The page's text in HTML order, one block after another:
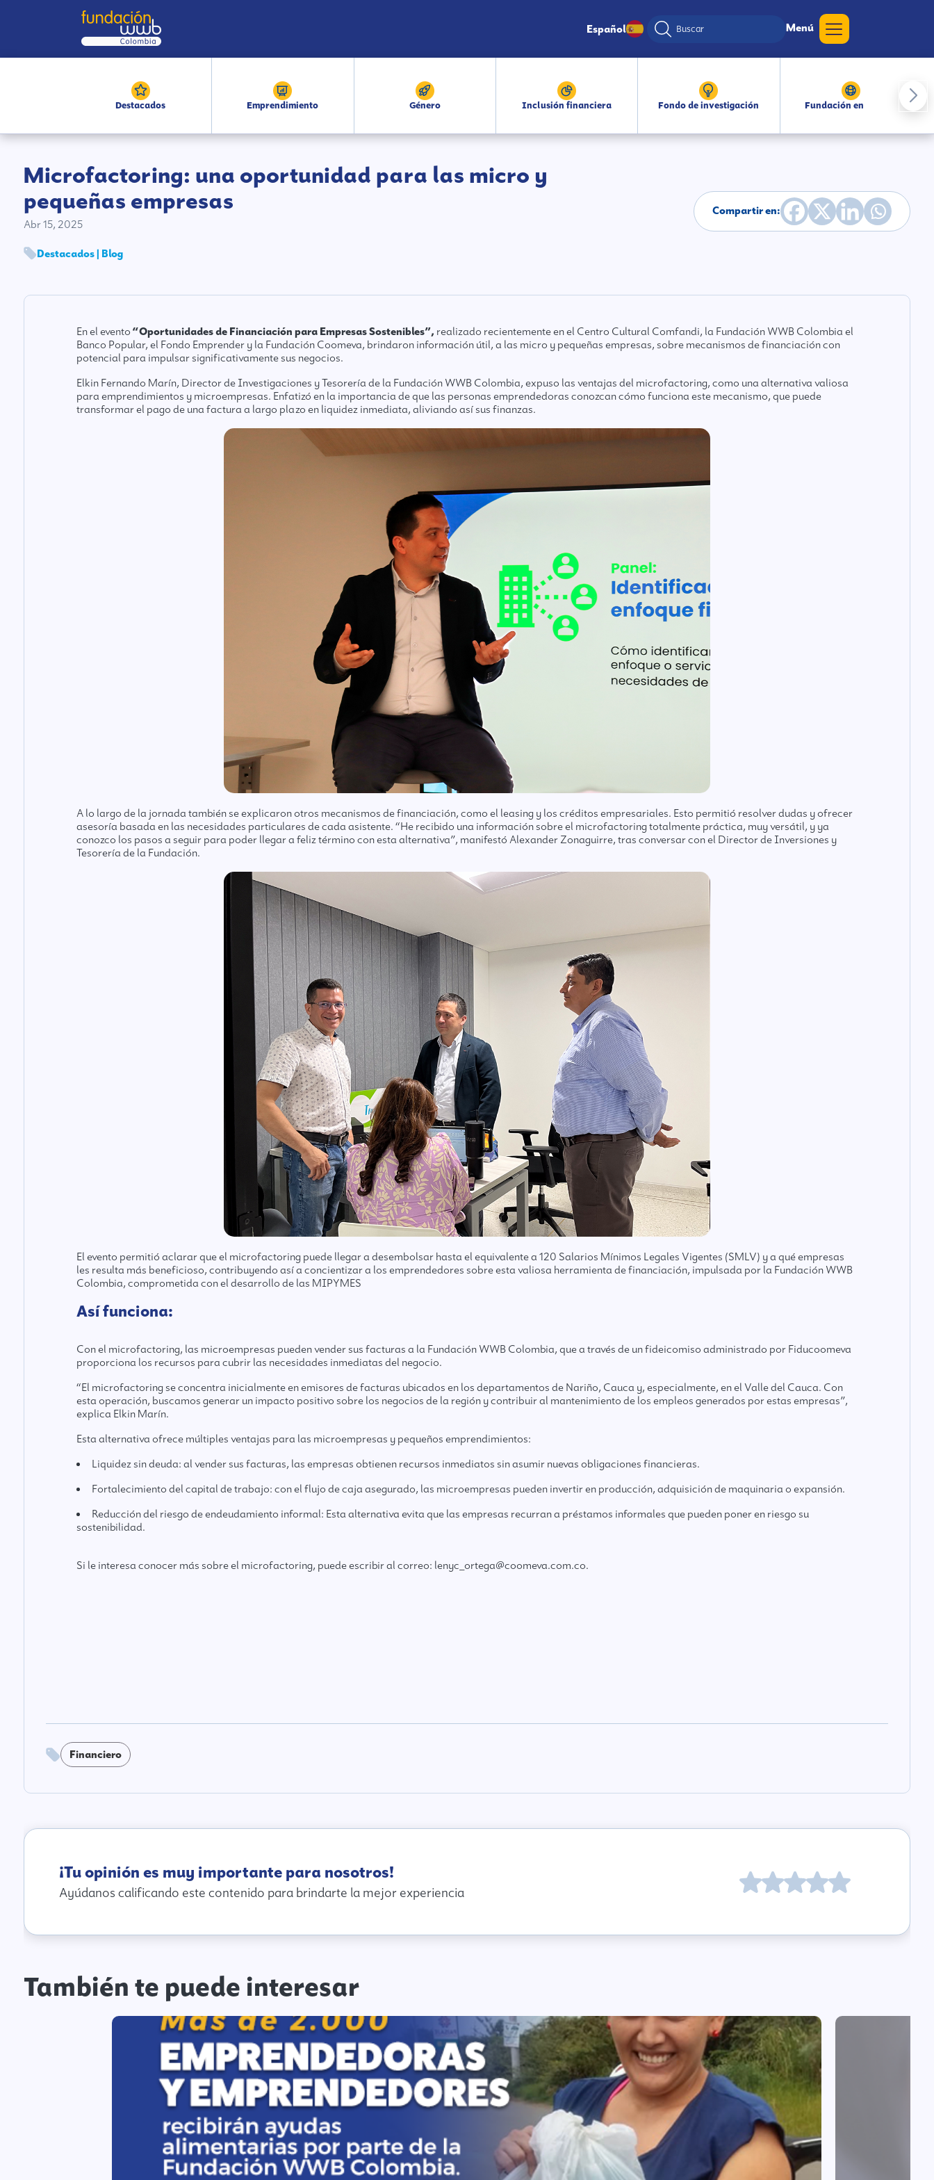
Español Menú
Destacados Emprendimiento Género Inclusión financiera Fondo de investigación Fundación en medios
Microfactoring: una oportunidad para las micro y
pequeñas empresas
Abr 15, 2025
Destacados | Blog
Compartir en:
En el evento “Oportunidades de Financiación para Empresas Sostenibles”, realizado recientemente en el Centro Cultural Comfandi, la Fundación WWB Colombia el
Banco Popular, el Fondo Emprender y la Fundación Coomeva, brindaron información útil, a las micro y pequeñas empresas, sobre mecanismos de financiación con
potencial para impulsar significativamente sus negocios.
Elkin Fernando Marín, Director de Investigaciones y Tesorería de la Fundación WWB Colombia, expuso las ventajas del microfactoring, como una alternativa valiosa
para emprendimientos y microempresas. Enfatizó en la importancia de que las personas emprendedoras conozcan cómo funciona este mecanismo, que puede
transformar el pago de una factura a largo plazo en liquidez inmediata, aliviando así sus finanzas.
A lo largo de la jornada también se explicaron otros mecanismos de financiación, como el leasing y los créditos empresariales. Esto permitió resolver dudas y ofrecer
asesoría basada en las necesidades particulares de cada asistente. “He recibido una información sobre el microfactoring totalmente práctica, muy versátil, y ya
conozco los pasos a seguir para poder llegar a feliz término con esta alternativa”, manifestó Alexander Zonaguirre, tras conversar con el Director de Inversiones y
Tesorería de la Fundación.
El evento permitió aclarar que el microfactoring puede llegar a desembolsar hasta el equivalente a 120 Salarios Mínimos Legales Vigentes (SMLV) y a qué empresas
les resulta más beneficioso, contribuyendo así a concientizar a los emprendedores sobre esta valiosa herramienta de financiación, impulsada por la Fundación WWB
Colombia, comprometida con el desarrollo de las MIPYMES
Así funciona:
Con el microfactoring, las microempresas pueden vender sus facturas a la Fundación WWB Colombia, que a través de un fideicomiso administrado por Fiducoomeva
proporciona los recursos para cubrir las necesidades inmediatas del negocio.
“El microfactoring se concentra inicialmente en emisores de facturas ubicados en los departamentos de Nariño, Cauca y, especialmente, en el Valle del Cauca. Con
esta operación, buscamos generar un impacto positivo sobre los negocios de la región y contribuir al mantenimiento de los empleos generados por estas empresas”,
explica Elkin Marín.
Esta alternativa ofrece múltiples ventajas para las microempresas y pequeños emprendimientos:
Liquidez sin deuda: al vender sus facturas, las empresas obtienen recursos inmediatos sin asumir nuevas obligaciones financieras.
Fortalecimiento del capital de trabajo: con el flujo de caja asegurado, las microempresas pueden invertir en producción, adquisición de maquinaria o expansión.
Reducción del riesgo de endeudamiento informal: Esta alternativa evita que las empresas recurran a préstamos informales que pueden poner en riesgo su
sostenibilidad.
Si le interesa conocer más sobre el microfactoring, puede escribir al correo: lenyc_ortega@coomeva.com.co.
Financiero
¡Tu opinión es muy importante para nosotros!
Ayúdanos calificando este contenido para brindarte la mejor experiencia
También te puede interesar